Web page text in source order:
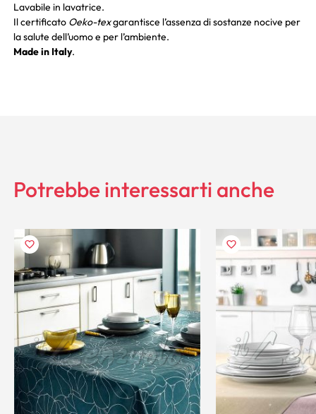
Lavabile in lavatrice.
Il certificato Oeko-texgarantisce l’assenza di sostanze nocive per
la salute dell’uomo e per l’ambiente.
Made in Italy.
Potrebbe interessarti anche